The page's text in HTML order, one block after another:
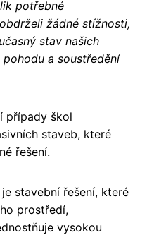
potřebné
žádné stížnosti,
stav našich
a soustředění
případy škol
staveb, které
řešení.
stavební řešení, které
prostředí,
vysokou